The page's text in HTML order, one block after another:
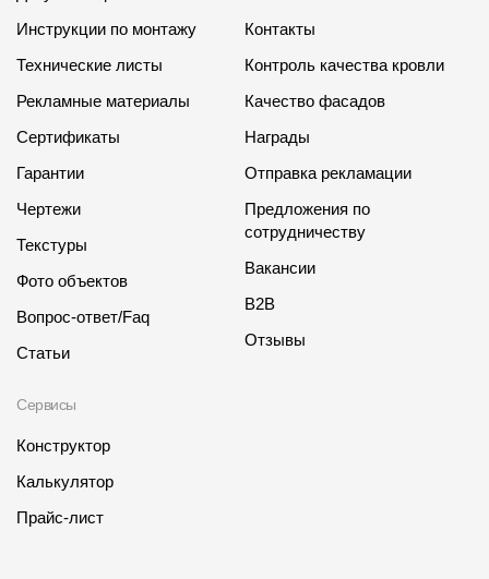
Инструкции по монтажу
Технические листы
Рекламные материалы
Сертификаты
Гарантии
Чертежи
Текстуры
Фото объектов
Вопрос-ответ/Faq
Статьи
Сервисы
Конструктор
Калькулятор
Прайс-лист
Контакты
Контроль качества кровли
Качество фасадов
Награды
Отправка рекламации
Предложения по
сотрудничеству
Вакансии
B2B
Отзывы